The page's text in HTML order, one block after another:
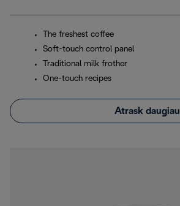
The freshest coffee
Soft-touch control panel
Traditional milk frother
One-touch recipes
Atrask daugiau